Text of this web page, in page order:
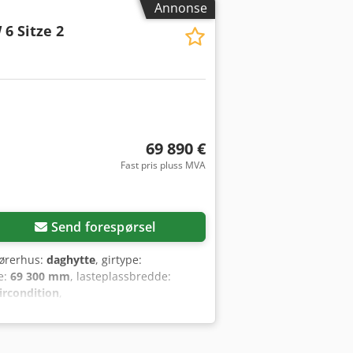
Annonse
6 Sitze 2
69 890 €
Fast pris pluss MVA
Send forespørsel
daghytte, girtype:
69 300 mm, lasteplassbredde:
,